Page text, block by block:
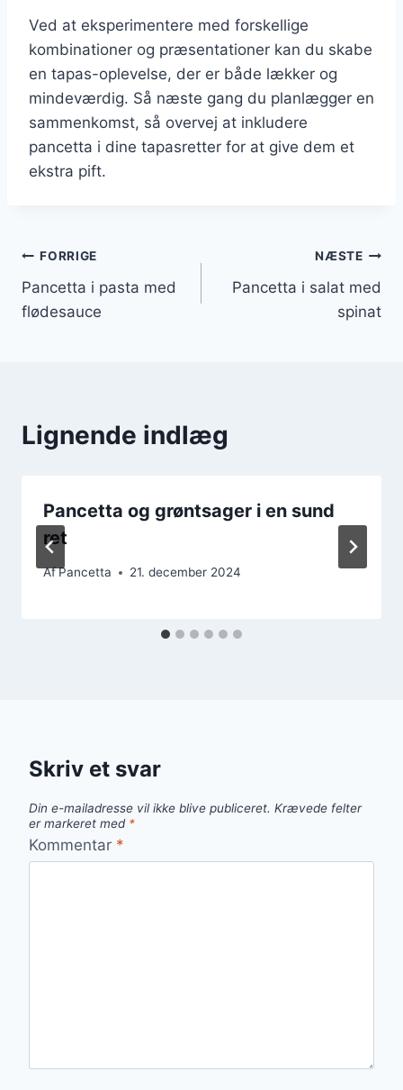
Ved at eksperimentere med forskellige
kombinationer og præsentationer kan du skabe
en tapas-oplevelse, der er både lækker og
mindeværdig. Så næste gang du planlægger en
sammenkomst, så overvej at inkludere
pancetta i dine tapasretter for at give dem et
ekstra pift.
Indlægsnavigation
FORRIGE
Pancetta i pasta med
flødesauce
NÆSTE
Pancetta i salat med
spinat
Lignende indlæg
Pancetta og grøntsager i en sund
ret
AfPancetta 21. december 2024
Skriv et svar
Din e-mailadresse vil ikke blive publiceret. Krævede felter
er markeret med *
Kommentar *